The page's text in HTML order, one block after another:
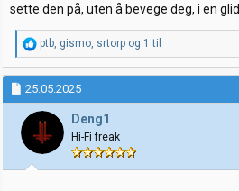
sette den på, uten å bevege deg, i en
R
e
a
k
s
j
o
n
e
r
ptb, gismo, srtorp og 1 til
25.05.2025
Deng1
Hi-Fi freak